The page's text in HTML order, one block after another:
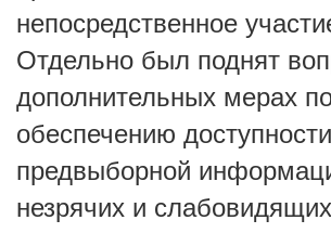
непосредственное
Отдельно был поднят
дополнительных мерах
обеспечению доступности
предвыборной
незрячих и